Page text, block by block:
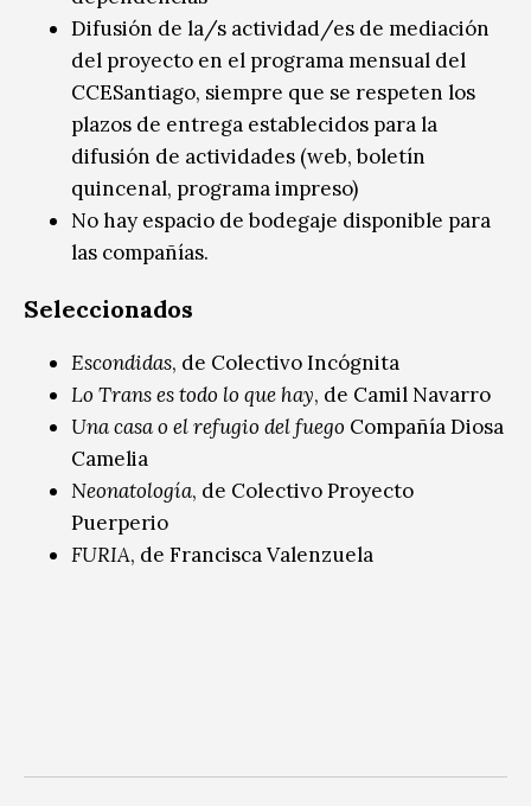
Difusión de la/s actividad/es de mediación
del proyecto en el programa mensual del
CCESantiago, siempre que se respeten los
plazos de entrega establecidos para la
difusión de actividades (web, boletín
quincenal, programa impreso)
No hay espacio de bodegaje disponible para
las compañías.
Seleccionados
Escondidas, de Colectivo Incógnita
Lo Trans es todo lo que hay, de Camil Navarro
Una casa o el refugio del fuego Compañía Diosa
Camelia
Neonatología, de Colectivo Proyecto
Puerperio
FURIA, de Francisca Valenzuela